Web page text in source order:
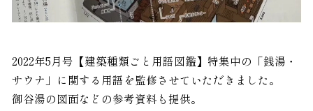
2022年5月号【建築種類ごと用語図鑑】特集中の「銭湯・
サウナ」に関する用語を監修させていただきました。
御谷湯の図面などの参考資料も提供。